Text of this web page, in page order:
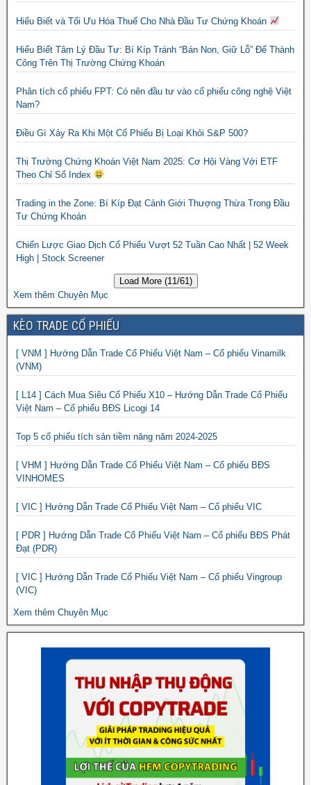
Hiểu Biết và Tối Ưu Hóa Thuế Cho Nhà Đầu Tư Chứng Khoán
Hiểu Biết Tâm Lý Đầu Tư: Bí Kíp Tránh “Bán Non, Giữ Lỗ” Để Thành
Công Trên Thị Trường Chứng Khoán
Phân tích cổ phiếu FPT: Có nên đầu tư vào cổ phiếu công nghệ Việt
Nam?
Điều Gì Xảy Ra Khi Một Cổ Phiếu Bị Loại Khỏi S&P 500?
Thị Trường Chứng Khoán Việt Nam 2025: Cơ Hội Vàng Với ETF
Theo Chỉ Số Index
Trading in the Zone: Bí Kíp Đạt Cảnh Giới Thượng Thừa Trong Đầu
Tư Chứng Khoán
Chiến Lược Giao Dịch Cổ Phiếu Vượt 52 Tuần Cao Nhất | 52 Week
High | Stock Screener
Load More (11/61)
Xem thêm Chuyên Mục
KÈO TRADE CỔ PHIẾU
[ VNM ] Hướng Dẫn Trade Cổ Phiếu Việt Nam – Cổ phiếu Vinamilk
(VNM)
[ L14 ] Cách Mua Siêu Cổ Phiếu X10 – Hướng Dẫn Trade Cổ Phiếu
Việt Nam – Cổ phiếu BĐS Licogi 14
Top 5 cổ phiếu tích sản tiềm năng năm 2024-2025
[ VHM ] Hướng Dẫn Trade Cổ Phiếu Việt Nam – Cổ phiếu BĐS
VINHOMES
[ VIC ] Hướng Dẫn Trade Cổ Phiếu Việt Nam – Cổ phiếu VIC
[ PDR ] Hướng Dẫn Trade Cổ Phiếu Việt Nam – Cổ phiếu BĐS Phát
Đạt (PDR)
[ VIC ] Hướng Dẫn Trade Cổ Phiếu Việt Nam – Cổ phiếu Vingroup
(VIC)
Xem thêm Chuyên Mục